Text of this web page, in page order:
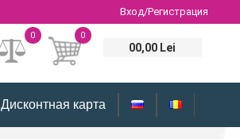
Вход/Регистрация
0
00,00 Lei
0
Дисконтная карта